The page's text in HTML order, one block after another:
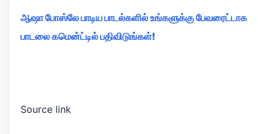
ஆஷா போஸ்லே பாடிய பாடல்களில் உங்களுக்கு பேவரைட்டாக
பாடலை கமென்ட்டில் பதிவிடுங்கள்!
Source link